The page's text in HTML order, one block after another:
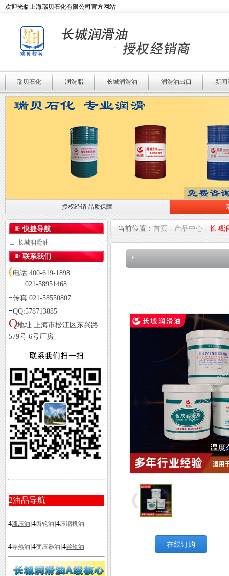
欢迎光临上海瑞贝石化有限公司官方网站
瑞贝石化 润滑脂 长城润滑油 润滑油出口 新闻
授权经销 品质保障
授权经销 品质保障
瑞贝石化 专业润滑
快捷导航
长城润滑油
联系我们
(电话:400-619-1898
021-58951468
-传真:021-58550807
-QQ:578713885
Q地址:上海市松江区东兴路
579号 6号厂房
2油品导航
4液压油|4齿轮油|4压缩机油
4导热油|4变压器油|4导轨油
当前位置： 首页 - 产品中心 - 长城
在线订购